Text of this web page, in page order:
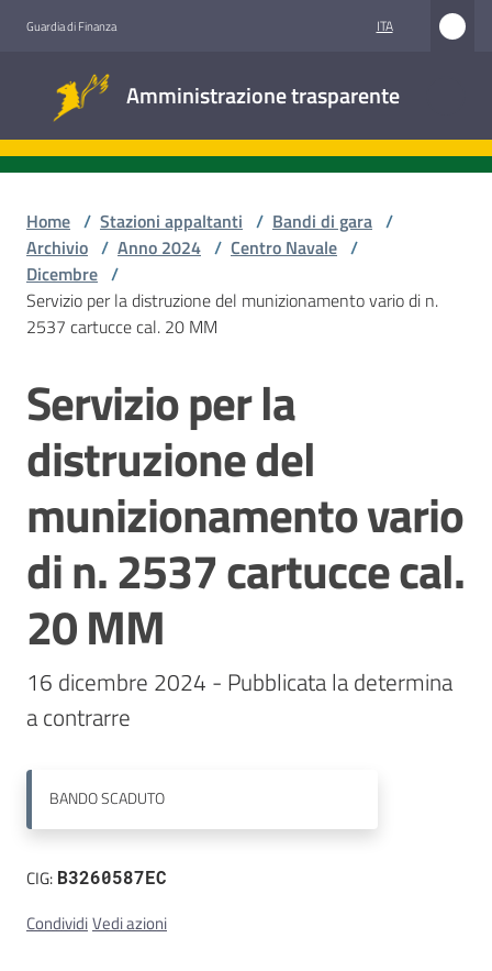
Guardia di Finanza ITA
Amministrazione trasparente
trasparente
Accesso
civico
appaltanti
Home / Stazioni appaltanti / Bandi di gara /
Archivio / Anno 2024 / Centro Navale /
Dicembre /
Servizio per la distruzione del munizionamento vario di n.
2537 cartucce cal. 20 MM
Salta al contenuto
Servizio per la
distruzione del
munizionamento vario
di n. 2537 cartucce cal.
20 MM
16 dicembre 2024 - Pubblicata la determina
a contrarre
BANDOSCADUTO
CIG: B3260587EC
CondividiVedi azioni